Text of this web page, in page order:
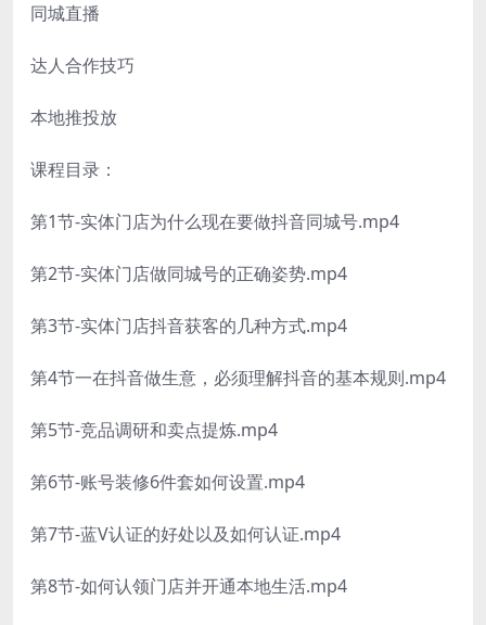
同城直播
达人合作技巧
本地推投放
课程目录：
第1节-实体门店为什么现在要做抖音同城号.mp4
第2节-实体门店做同城号的正确姿势.mp4
第3节-实体门店抖音获客的几种方式.mp4
第4节一在抖音做生意，必须理解抖音的基本规则.mp4
第5节-竞品调研和卖点提炼.mp4
第6节-账号装修6件套如何设置.mp4
第7节-蓝V认证的好处以及如何认证.mp4
第8节-如何认领门店并开通本地生活.mp4